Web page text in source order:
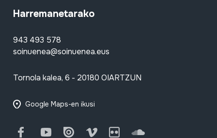
Harremanetarako
943 493 578
soinuenea@soinuenea.eus
Tornola kalea, 6 - 20180 OIARTZUN
Google Maps-en ikusi
FacebookYoutube Issuu Vimeo Flickr SoundCloud